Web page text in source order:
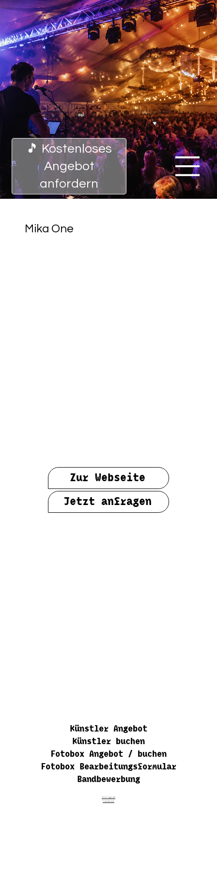
Mit uns spielt bei dir die Musik!
🎵 Kostenloses
Angebot
anfordern
Mika One
Zur Webseite
Jetzt anfragen
Künstler Angebot
Künstler buchen
Fotobox Angebot / buchen
Fotobox Bearbeitungsformular
Bandbewerbung
Instagram
Facebook